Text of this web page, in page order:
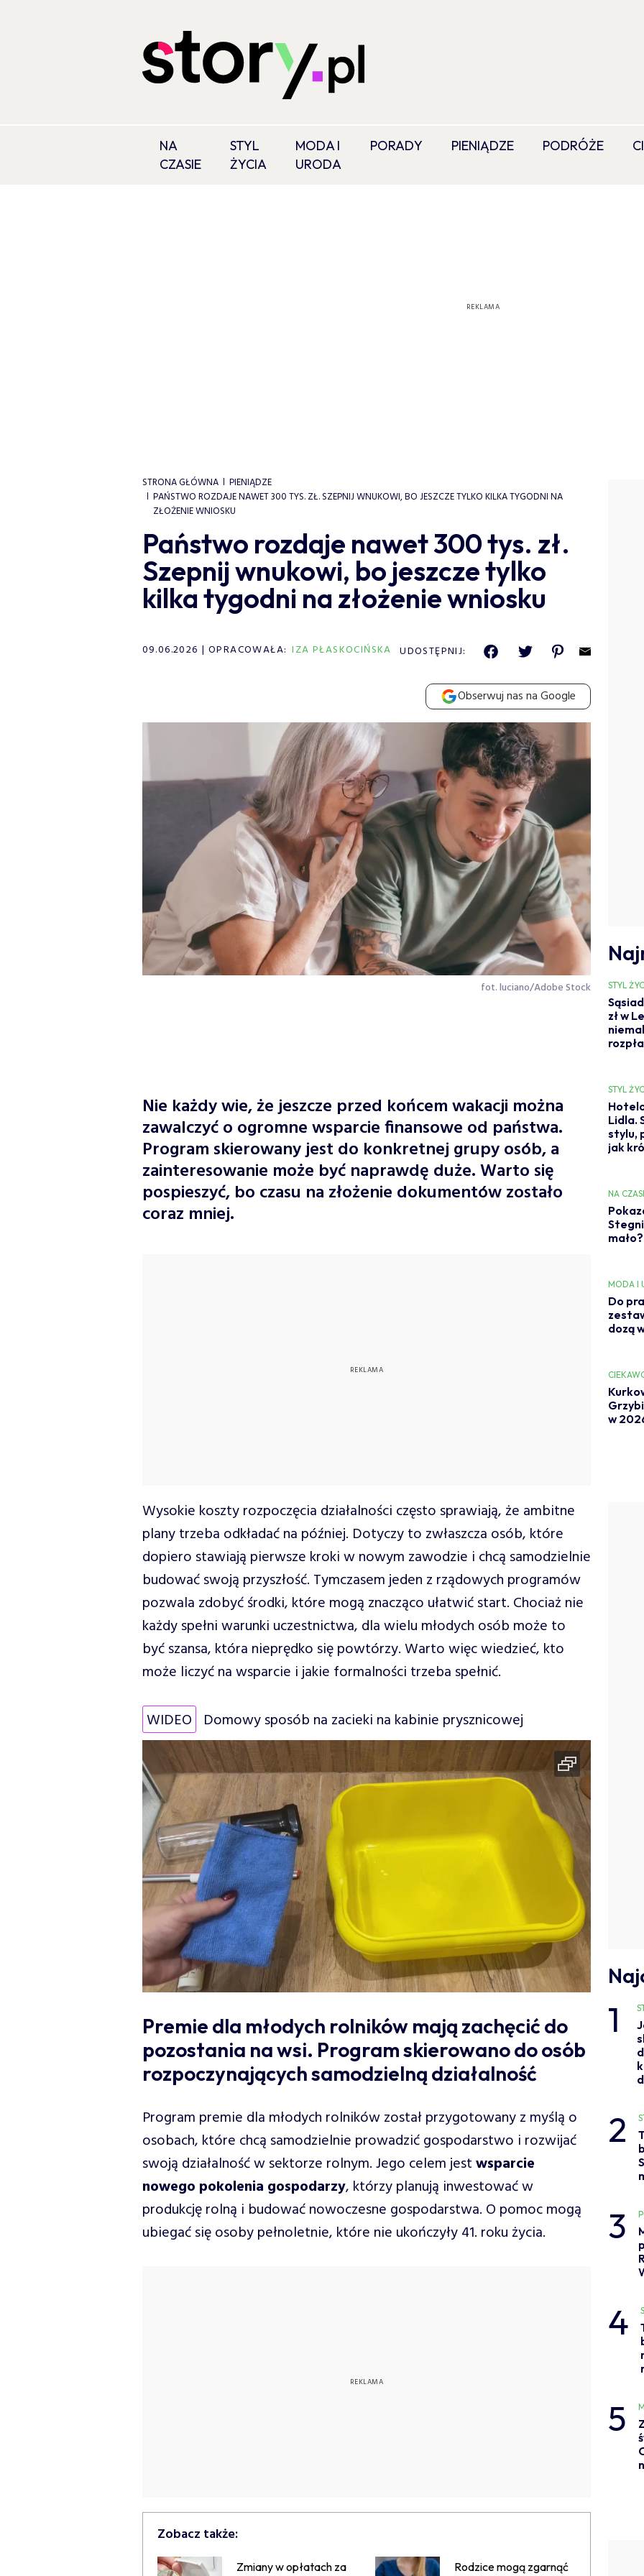
NA
CZASIE
STYL
ŻYCIA
MODA I
URODA
PORADY PIENIĄDZE PODRÓŻE
STRONA GŁÓWNA
PIENIĄDZE
PAŃSTWO ROZDAJE NAWET 300 TYS. ZŁ. SZEPNIJ WNUKOWI, BO JESZCZE TYLKO KILKA TYGODNI NA
ZŁOŻENIE WNIOSKU
Państwo rozdaje nawet 300 tys. zł.
Szepnij wnukowi, bo jeszcze tylko
kilka tygodni na złożenie wniosku
09.06.2026 OPRACOWAŁA: IZA PŁASKOCIŃSKA UDOSTĘPNIJ:
Obserwuj nas na Google
fot. luciano/Adobe Stock
Nie każdy wie, że jeszcze przed końcem wakacji można
zawalczyć o ogromne wsparcie finansowe od państwa.
Program skierowany jest do konkretnej grupy osób, a
zainteresowanie może być naprawdę duże. Warto się
pospieszyć, bo czasu na złożenie dokumentów zostało
coraz mniej.
Wysokie koszty rozpoczęcia działalności często sprawiają, że ambitne
plany trzeba odkładać na później. Dotyczy to zwłaszcza osób, które
dopiero stawiają pierwsze kroki w nowym zawodzie i chcą samodzielnie
budować swoją przyszłość. Tymczasem jeden z rządowych programów
pozwala zdobyć środki, które mogą znacząco ułatwić start. Chociaż nie
każdy spełni warunki uczestnictwa, dla wielu młodych osób może to
być szansa, która nieprędko się powtórzy. Warto więc wiedzieć, kto
może liczyć na wsparcie i jakie formalności trzeba spełnić.
WIDEO Domowy sposób na zacieki na kabinie prysznicowej
Premie dla młodych rolników mają zachęcić do
pozostania na wsi. Program skierowano do osób
rozpoczynających samodzielną działalność
Program premie dla młodych rolników został przygotowany z myślą o
osobach, które chcą samodzielnie prowadzić gospodarstwo i rozwijać
swoją działalność w sektorze rolnym. Jego celem jestwsparcie
nowego pokolenia gospodarzy, którzy planują inwestować w
produkcję rolną i budować nowoczesne gospodarstwa. O pomoc mogą
ubiegać się osoby pełnoletnie, które nie ukończyły 41. roku życia.
Zobacz także:
Zmiany w opłatach za
Rodzice mogą zgarnąć
STYL
zł w
STYL
Lidla.
stylu,
jak
NA
MODA I
Do
dozą
w
1
2
3
4
5